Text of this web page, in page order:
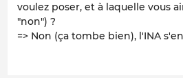
voulez poser, et à laquelle vous
"non") ?
=> Non (ça tombe bien), l'INA